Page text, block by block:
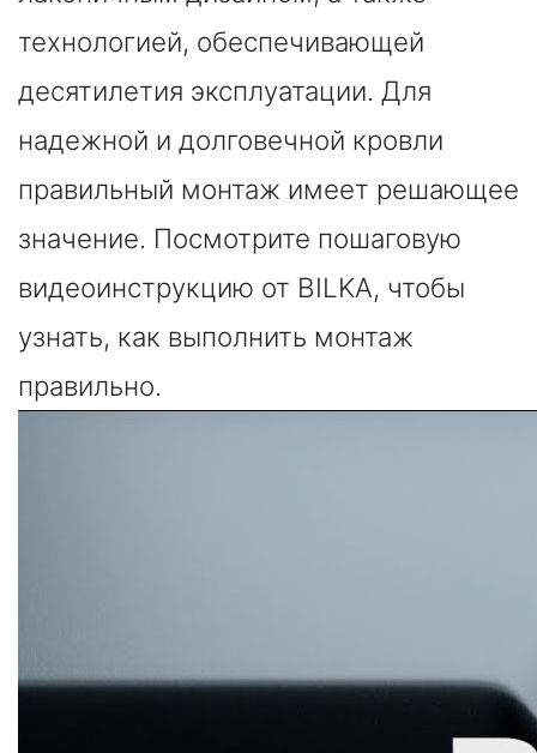
технологией, обеспечивающей
десятилетия эксплуатации. Для
надежной и долговечной кровли
правильный монтаж имеет решающее
значение. Посмотрите пошаговую
видеоинструкцию от BILKA, чтобы
узнать, как выполнить монтаж
правильно.